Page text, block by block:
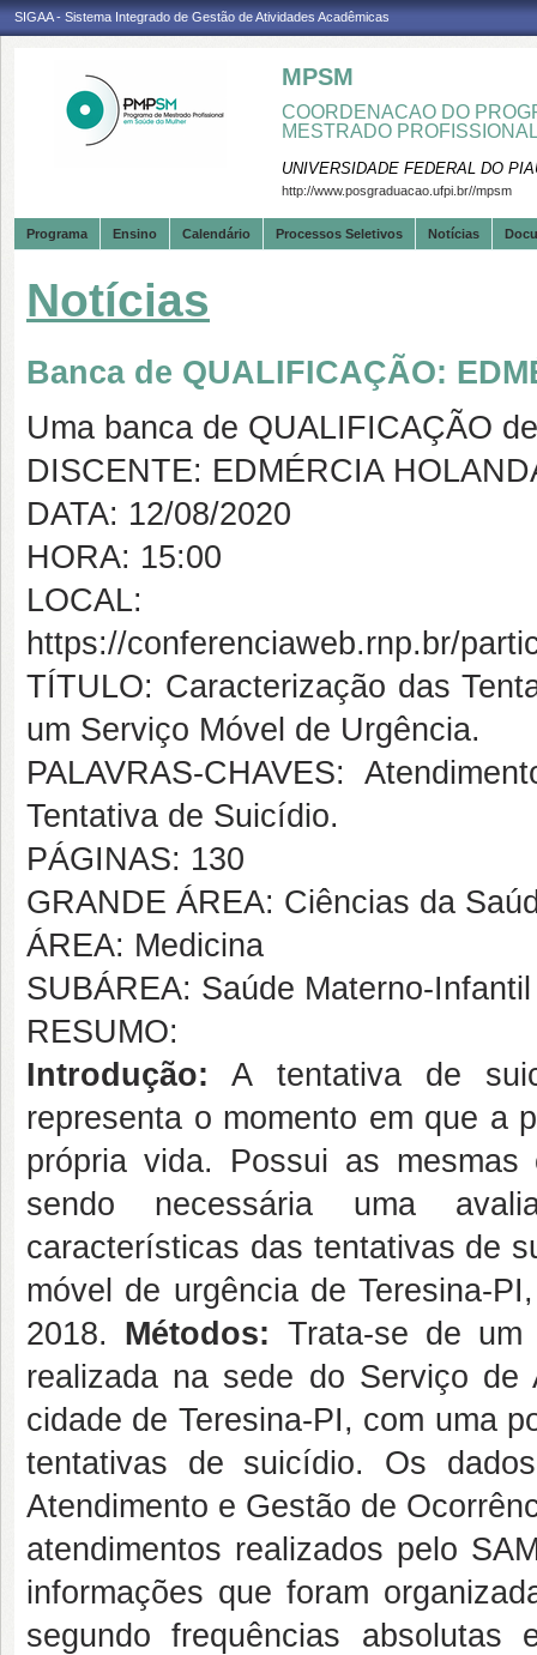
SIGAA - Sistema Integrado de Gestão de Atividades Acadêmicas
MPSM
COORDENACAO DO
MESTRADO
UNIVERSIDADE FEDERAL DO
http://www.posgraduacao.ufpi.br//mpsm
Programa Ensino Calendário Processos Seletivos Notícias
Notícias
Banca de QUALIFICAÇÃO:
Uma banca de QUALIFICAÇÃO
DISCENTE: EDMÉRCIA
DATA: 12/08/2020
HORA: 15:00
LOCAL:
https://conferenciaweb.rnp.br/
TÍTULO: Caracterização das
um Serviço Móvel de Urgência.
PALAVRAS-CHAVES:
Tentativa de Suicídio.
PÁGINAS: 130
GRANDE ÁREA: Ciências da
ÁREA: Medicina
SUBÁREA: Saúde Materno-Infantil
RESUMO:
Introdução: A tentativa de
representa o momento em que a
própria vida. Possui as mesmas
sendo necessária uma
características das tentativas de
móvel de urgência de Teresina-
2018. Métodos: Trata-se de
realizada na sede do Serviço de
cidade de Teresina-PI, com uma
tentativas de suicídio. Os
Atendimento e Gestão de
atendimentos realizados pelo
informações que foram
segundo frequências